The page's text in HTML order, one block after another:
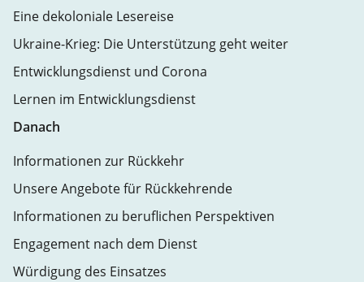
Eine dekoloniale Lesereise
Ukraine-Krieg: Die Unterstützung geht weiter
Entwicklungsdienst und Corona
Lernen im Entwicklungsdienst
Danach
Informationen zur Rückkehr
Unsere Angebote für Rückkehrende
Informationen zu beruflichen Perspektiven
Engagement nach dem Dienst
Würdigung des Einsatzes